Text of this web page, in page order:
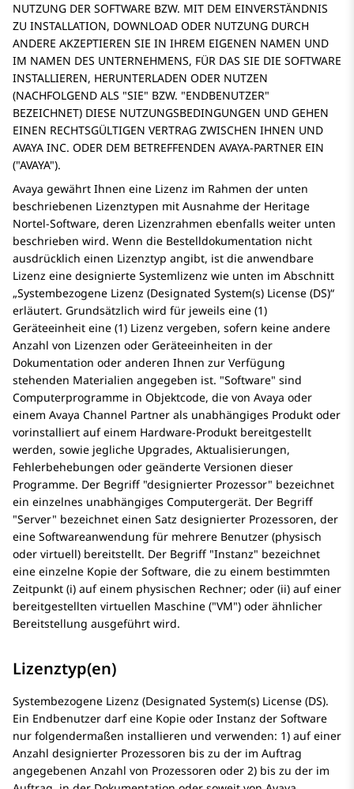
NUTZUNG DER SOFTWARE BZW. MIT DEM EINVERSTÄNDNIS
ZU INSTALLATION, DOWNLOAD ODER NUTZUNG DURCH
ANDERE AKZEPTIEREN SIE IN IHREM EIGENEN NAMEN UND
IM NAMEN DES UNTERNEHMENS, FÜR DAS SIE DIE SOFTWARE
INSTALLIEREN, HERUNTERLADEN ODER NUTZEN
(NACHFOLGEND ALS SIE BZW.
ENDBENUTZER
BEZEICHNET) DIESE NUTZUNGSBEDINGUNGEN UND GEHEN
EINEN RECHTSGÜLTIGEN VERTRAG ZWISCHEN IHNEN UND
AVAYA INC. ODER DEM BETREFFENDEN AVAYA-PARTNER EIN
( AVAYA ).
Avaya gewährt Ihnen eine Lizenz im Rahmen der unten
beschriebenen Lizenztypen mit Ausnahme der Heritage
Nortel-Software, deren Lizenzrahmen ebenfalls weiter unten
beschrieben wird. Wenn die Bestelldokumentation nicht
ausdrücklich einen Lizenztyp angibt, ist die anwendbare
Lizenz eine designierte Systemlizenz wie unten im Abschnitt
„Systembezogene Lizenz (Designated System(s) License (DS)“
erläutert. Grundsätzlich wird für jeweils eine (1)
Geräteeinheit eine (1) Lizenz vergeben, sofern keine andere
Anzahl von Lizenzen oder Geräteeinheiten in der
Dokumentation oder anderen Ihnen zur Verfügung
stehenden Materialien angegeben ist. Software sind
Computerprogramme in Objektcode, die von Avaya oder
einem Avaya Channel Partner als unabhängiges Produkt oder
vorinstalliert auf einem Hardware-Produkt bereitgestellt
werden, sowie jegliche Upgrades, Aktualisierungen,
Fehlerbehebungen oder geänderte Versionen dieser
Programme. Der Begriff designierter Prozessor
bezeichnet
ein einzelnes unabhängiges Computergerät. Der Begriff
Server
bezeichnet einen Satz designierter Prozessoren, der
eine Softwareanwendung für mehrere Benutzer (physisch
oder virtuell) bereitstellt. Der Begriff Instanz
bezeichnet
eine einzelne Kopie der Software, die zu einem bestimmten
Zeitpunkt (i) auf einem physischen Rechner; oder (ii) auf einer
bereitgestellten virtuellen Maschine ( VM ) oder ähnlicher
Bereitstellung ausgeführt wird.
Lizenztyp(en)
Systembezogene Lizenz (Designated System(s) License (DS).
Ein Endbenutzer darf eine Kopie oder Instanz der Software
nur folgendermaßen installieren und verwenden: 1) auf einer
Anzahl designierter Prozessoren bis zu der im Auftrag
angegebenen Anzahl von Prozessoren oder 2) bis zu der im